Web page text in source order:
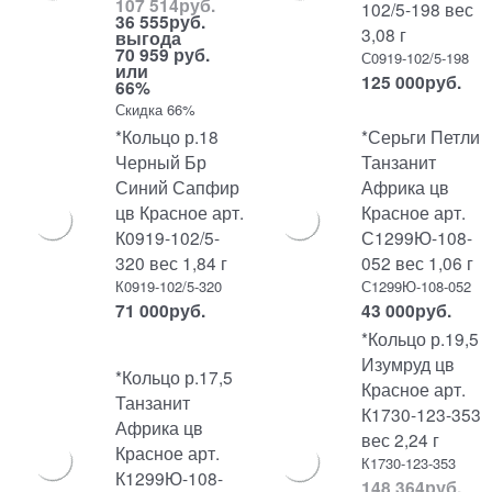
107 514руб.
36 555руб.
выгода
70 959 руб.
или
66%
Скидка 66%
102/5-198 вес
3,08 г
С0919-102/5-198
125 000руб.
*Кольцо р.18
Черный Бр
Синий Сапфир
цв Красное арт.
К0919-102/5-
320 вес 1,84 г
К0919-102/5-320
71 000руб.
*Серьги Петли
Танзанит
Африка цв
Красное арт.
С1299Ю-108-
052 вес 1,06 г
С1299Ю-108-052
43 000руб.
*Кольцо р.17,5
Танзанит
Африка цв
Красное арт.
К1299Ю-108-
*Кольцо р.19,5
Изумруд цв
Красное арт.
К1730-123-353
вес 2,24 г
К1730-123-353